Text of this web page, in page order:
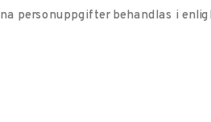
personuppgifter behandlas i